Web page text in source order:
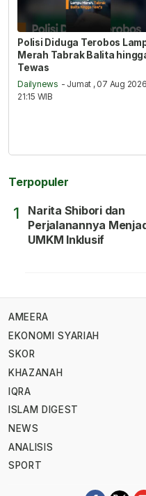
Polisi Diduga Terobos
Merah Tabrak Balita
Tewas
Dailynews - Jumat , 07 Aug
21:15 WIB
Terpopuler
1
Narita Shibori dan
Perjalanannya
UMKM Inklusif
AMEERA
EKONOMI SYARIAH
SKOR
KHAZANAH
IQRA
ISLAM DIGEST
NEWS
ANALISIS
SPORT